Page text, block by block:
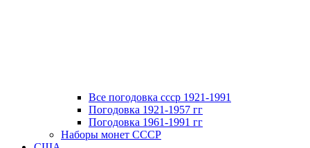
Все погодовка ссср 1921-1991
Погодовка 1921-1957 гг
Погодовка 1961-1991 гг
Наборы монет СССР